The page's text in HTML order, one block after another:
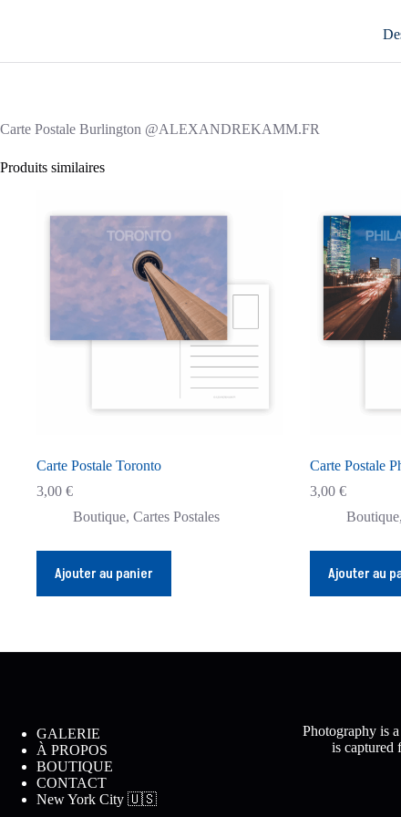
Carte Postale Burlington @ALEXANDREKAMM.FR
Produits similaires
Carte Postale Toronto
3,00 €
Boutique, Cartes Postales
Ajouter au panier
Carte Postale
3,00 €
Boutique,
Ajouter au
GALERIE
À PROPOS
BOUTIQUE
CONTACT
New York City 🇺🇸
Photography is
is captured